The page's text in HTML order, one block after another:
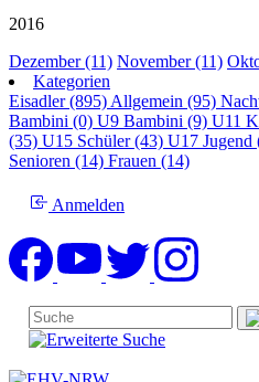
2016
Dezember (11) November (11)
Kategorien
Eisadler (895) Allgemein (95)
Bambini (0) U9 Bambini (9) U11
(35) U15 Schüler (43) U17 Jugend
Senioren (14) Frauen (14)
Anmelden